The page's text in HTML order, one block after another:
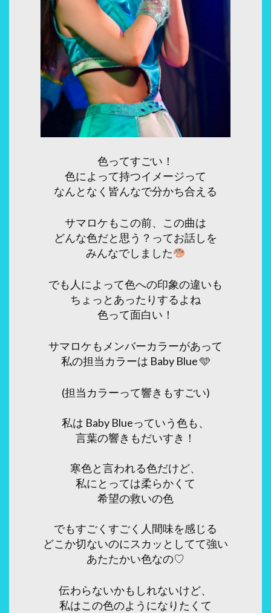
色ってすごい！
色によって持つイメージって
なんとなく皆んなで分かち合える
サマロケもこの前、この曲は
どんな色だと思う？ってお話しを
みんなでしました
でも人によって色への印象の違いも
ちょっとあったりするよね
色って面白い！
サマロケもメンバーカラーがあって
私の担当カラーは Baby Blue 🩵
(担当カラーって響きもすごい)
私は Baby Blueっていう色も、
言葉の響きもだいすき！
寒色と言われる色だけど、
私にとっては柔らかくて
希望の救いの色
でもすごくすごく人間味を感じる
どこか切ないのにスカッとしてて強い
あたたかい色なの♡
伝わらないかもしれないけど、
私はこの色のようになりたくて